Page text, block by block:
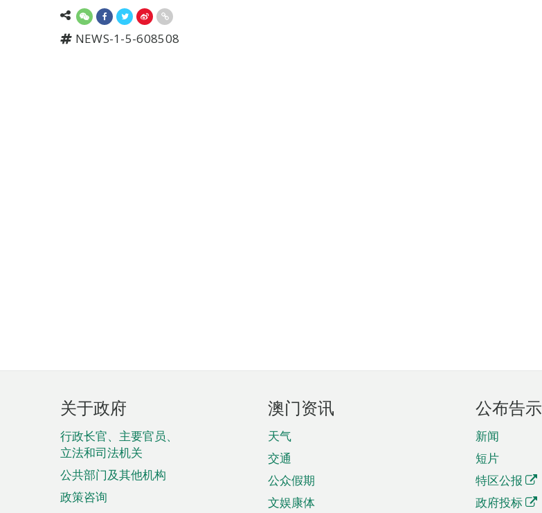
NEWS-1-5-608508
页
脚
菜
单
关于政府
行政长官、主要官员、
立法和司法机关
公共部门及其他机构
政策咨询
澳门资讯
天气
交通
公众假期
文娱康体
公布告示
新闻
短片
特区公报
政府投标